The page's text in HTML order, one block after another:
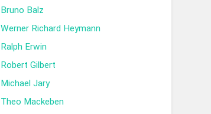
Bruno Balz
Werner Richard Heymann
Ralph Erwin
Robert Gilbert
Michael Jary
Theo Mackeben